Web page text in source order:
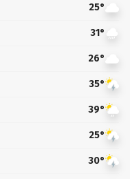
25°
31°
26°
35°
39°
25°
30°